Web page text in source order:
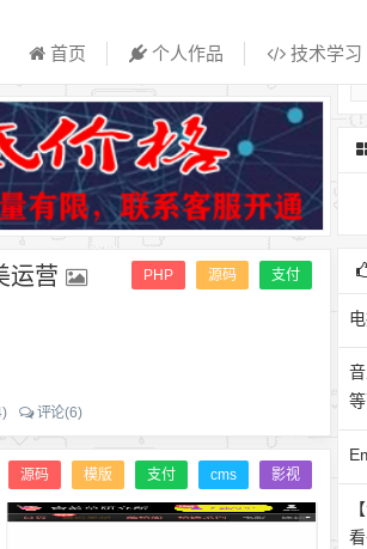
首页 个人作品 技术学习
PHP 源码 支付
运营
评论(6)
源码 模版 支付 cms 影视